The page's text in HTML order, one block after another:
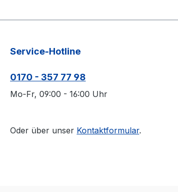
Service-Hotline
0170 - 357 77 98
Mo-Fr, 09:00 - 16:00 Uhr
Oder über unser Kontaktformular.